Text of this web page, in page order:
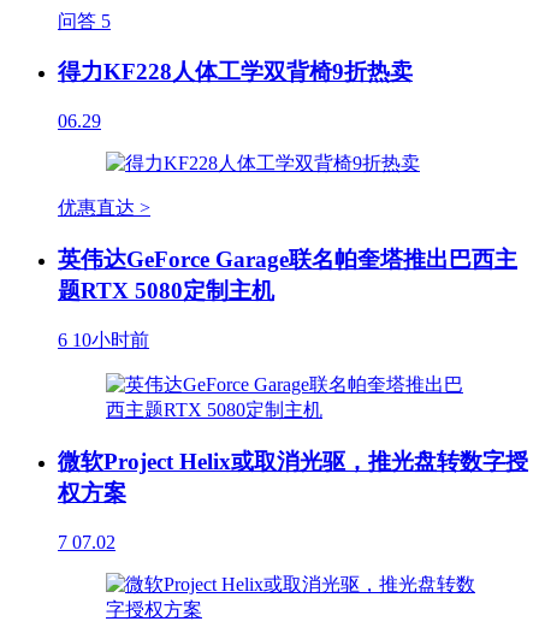
问答 5
得力KF228人体工学双背椅9折热卖
06.29
优惠直达 >
英伟达GeForce Garage联名帕奎塔推出巴西主
题RTX 5080定制主机
6 10小时前
微软Project Helix或取消光驱，推光盘转数字授
权方案
7 07.02